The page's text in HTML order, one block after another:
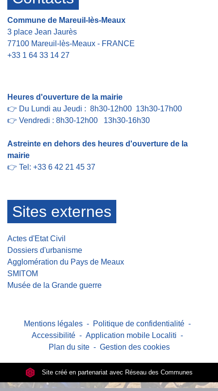
Commune de Mareuil-lès-Meaux
3 place Jean Jaurès
77100 Mareuil-lès-Meaux - FRANCE
+33 1 64 33 14 27
Heures d'ouverture de la mairie
👉 Du Lundi au Jeudi : 8h30-12h00 13h30-17h00
👉 Vendredi : 8h30-12h00 13h30-16h30
Astreinte en dehors des heures d'ouverture de la
mairie
👉 Tel: +33 6 42 21 45 37
Sites externes
Actes d'Etat Civil
Dossiers d'urbanisme
Agglomération du Pays de Meaux
SMITOM
Musée de la Grande guerre
Mentions légales - Politique de confidentialité -
Accessibilité - Application mobile Localiti -
Plan du site - Gestion des cookies
Site créé en partenariat avec Réseau des Communes